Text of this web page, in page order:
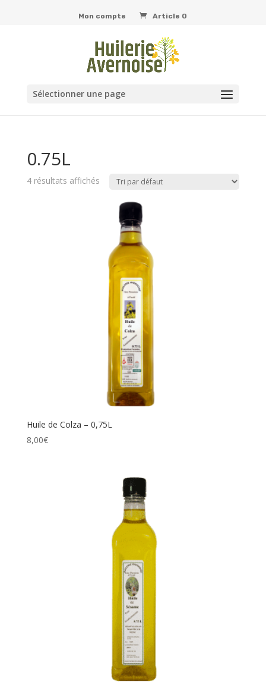
Mon compte Article 0
Sélectionner une page
0.75L
4 résultats affichés
Huile de Colza – 0,75L
8,00€